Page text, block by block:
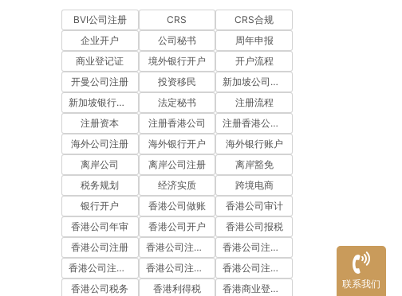
BVI公司注册 CRS
CRS合规
企业开户
公司秘书
周年申报
商业登记证
境外银行开户
开户流程
开曼公司注册
投资移民
新加坡公司注册
新加坡银行开户
法定秘书
注册流程
注册资本
注册香港公司
注册香港公司流程
海外公司注册
海外银行开户
海外银行账户
离岸公司
离岸公司注册
离岸豁免
税务规划
经济实质
跨境电商
银行开户
香港公司做账
香港公司审计
香港公司年审
香港公司开户
香港公司报税
香港公司注册
香港公司注册代办
香港公司注册处
香港公司注册流程
香港公司注册费用
香港公司注册资料
香港公司税务
香港利得税
香港商业登记证
联系我们